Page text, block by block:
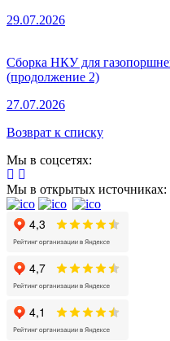
29.07.2026
Сборка НКУ для
(продолжение 2)
27.07.2026
Возврат к списку
Мы в соцсетях:
Мы в открытых источниках: